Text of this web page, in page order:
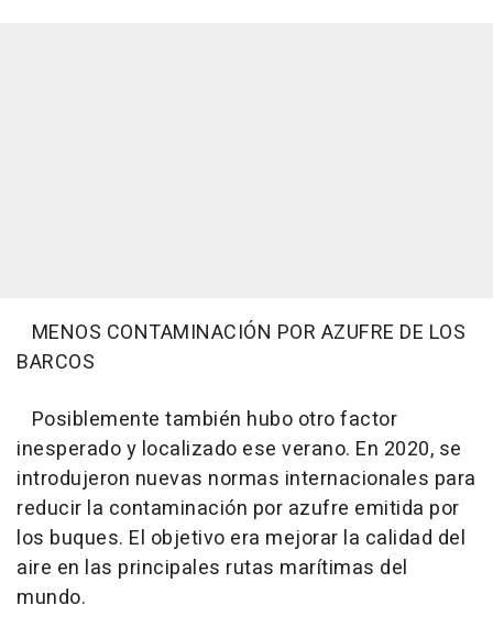
MENOS CONTAMINACIÓN POR AZUFRE DE LOS
BARCOS
Posiblemente también hubo otro factor
inesperado y localizado ese verano. En 2020, se
introdujeron nuevas normas internacionales para
reducir la contaminación por azufre emitida por
los buques. El objetivo era mejorar la calidad del
aire en las principales rutas marítimas del
mundo.